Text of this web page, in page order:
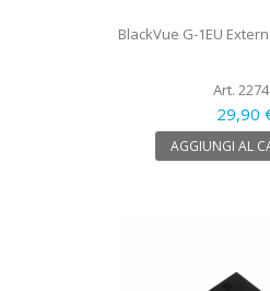
BlackVue G-1EU
Art.
29,90
AGGIUNGI AL